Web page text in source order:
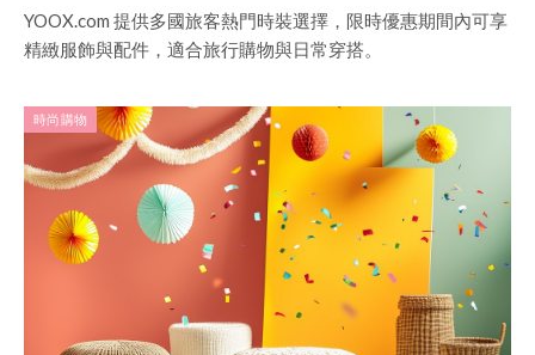
YOOX.com 提供多國旅客熱門時裝選擇，限時優惠期間內可享
精緻服飾與配件，適合旅行購物與日常穿搭。
時尚購物